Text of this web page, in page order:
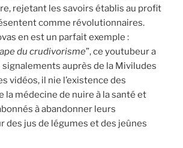
rejetant les savoirs établis au profit
comme révolutionnaires.
en est un parfait exemple :
du crudivorisme”, ce youtubeur a
signalements auprès de la Miviludes
vidéos, il nie l’existence des
la médecine de nuire à la santé et
à abandonner leurs
des jus de légumes et des jeûnes